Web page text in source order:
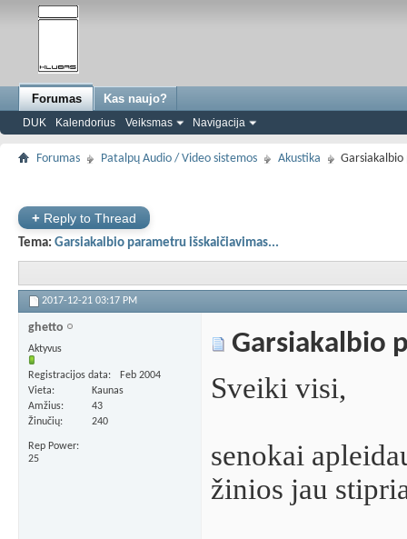
Forumas
DUK Kalendorius Veiksmas Navigacija
Kas naujo?
Forumas Patalpų Audio / Video sistemos Akustika
+ Reply to Thread
Tema: Garsiakalbio parametru išskaičiavimas...
2017-12-21 03:17 PM
ghetto
Aktyvus
Registracijos data
Feb 2004
Vieta
Kaunas
Amžius
43
Žinučių
240
Rep Power
25
Garsiakalbio
Sveiki visi,
senokai
žinios jau